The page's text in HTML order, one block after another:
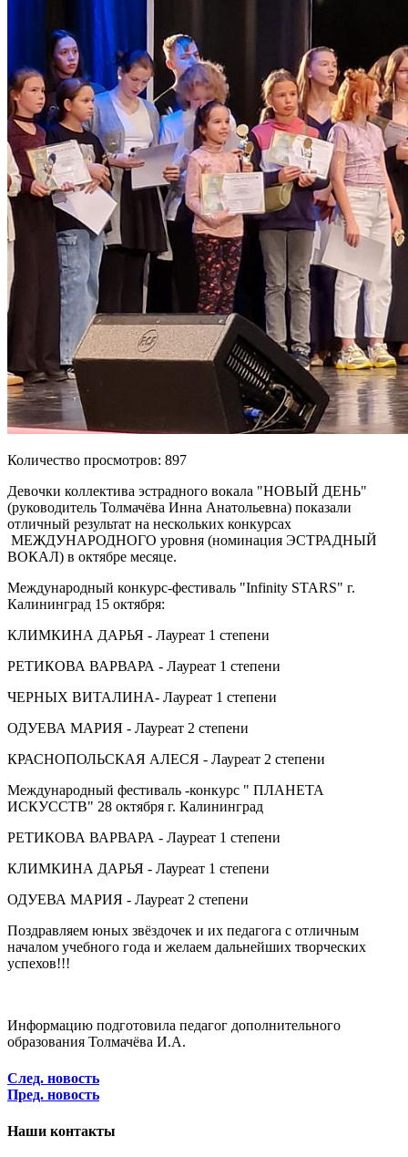
Количество просмотров: 897
Девочки коллектива эстрадного вокала "НОВЫЙ ДЕНЬ"
(руководитель Толмачёва Инна Анатольевна) показали
отличный результат на нескольких конкурсах
МЕЖДУНАРОДНОГО уровня (номинация ЭСТРАДНЫЙ
ВОКАЛ) в октябре месяце.
Международный конкурс-фестиваль "Infinity STARS" г.
Калининград 15 октября:
КЛИМКИНА ДАРЬЯ - Лауреат 1 степени
РЕТИКОВА ВАРВАРА - Лауреат 1 степени
ЧЕРНЫХ ВИТАЛИНА- Лауреат 1 степени
ОДУЕВА МАРИЯ - Лауреат 2 степени
КРАСНОПОЛЬСКАЯ АЛЕСЯ - Лауреат 2 степени
Международный фестиваль -конкурс " ПЛАНЕТА
ИСКУССТВ" 28 октября г. Калининград
РЕТИКОВА ВАРВАРА - Лауреат 1 степени
КЛИМКИНА ДАРЬЯ - Лауреат 1 степени
ОДУЕВА МАРИЯ - Лауреат 2 степени
Поздравляем юных звёздочек и их педагога с отличным
началом учебного года и желаем дальнейших творческих
успехов!!!
Информацию подготовила педагог дополнительного
образования Толмачёва И.А.
След. новость
Пред. новость
Наши контакты